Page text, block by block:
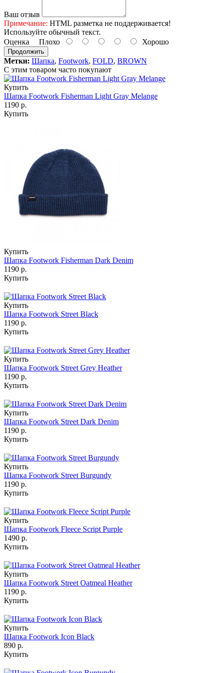
Ваш отзыв
Примечание: HTML разметка не поддерживается!
Используйте обычный текст.
Оценка Плохо Хорошо
Продолжить
Метки: Шапка, Footwork, FOLD, BROWN
С этим товаром часто покупают
Купить
Шапка Footwork Fisherman Light Gray Melange
1190 р.
Купить
Купить
Шапка Footwork Fisherman Dark Denim
1190 р.
Купить
Купить
Шапка Footwork Street Black
1190 р.
Купить
Купить
Шапка Footwork Street Grey Heather
1190 р.
Купить
Купить
Шапка Footwork Street Dark Denim
1190 р.
Купить
Купить
Шапка Footwork Street Burgundy
1190 р.
Купить
Купить
Шапка Footwork Fleece Script Purple
1490 р.
Купить
Купить
Шапка Footwork Street Oatmeal Heather
1190 р.
Купить
Купить
Шапка Footwork Icon Black
890 р.
Купить